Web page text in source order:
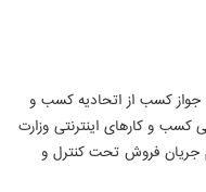
جواز کسب از اتحادیه کسب و
و کارهای اینترنتی وزارت
جریان فروش تحت کنترل و